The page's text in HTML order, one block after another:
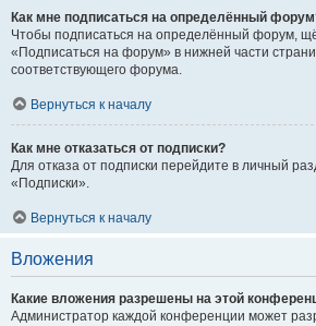
Как мне подписаться на определённый
Чтобы подписаться на определённый форум,
«Подписаться на форум» в нижней части
соответствующего форума.
Вернуться к началу
Как мне отказаться от подписки?
Для отказа от подписки перейдите в личный
«Подписки».
Вернуться к началу
Вложения
Какие вложения разрешены на этой
Администратор каждой конференции может